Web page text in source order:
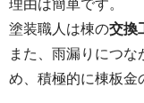
理由は簡単です。
塗装職人は棟の交換
また、雨漏りにつ
め、積極的に棟板金